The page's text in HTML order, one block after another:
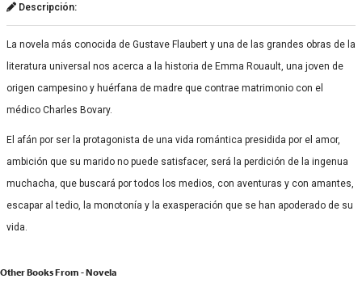
Descripción:
La novela más conocida de Gustave Flaubert y una de las grandes obras de la
literatura universal nos acerca a la historia de Emma Rouault, una joven de
origen campesino y huérfana de madre que contrae matrimonio con el
médico Charles Bovary.
El afán por ser la protagonista de una vida romántica presidida por el amor,
ambición que su marido no puede satisfacer, será la perdición de la ingenua
muchacha, que buscará por todos los medios, con aventuras y con amantes,
escapar al tedio, la monotonía y la exasperación que se han apoderado de su
vida.
Other Books From - Novela